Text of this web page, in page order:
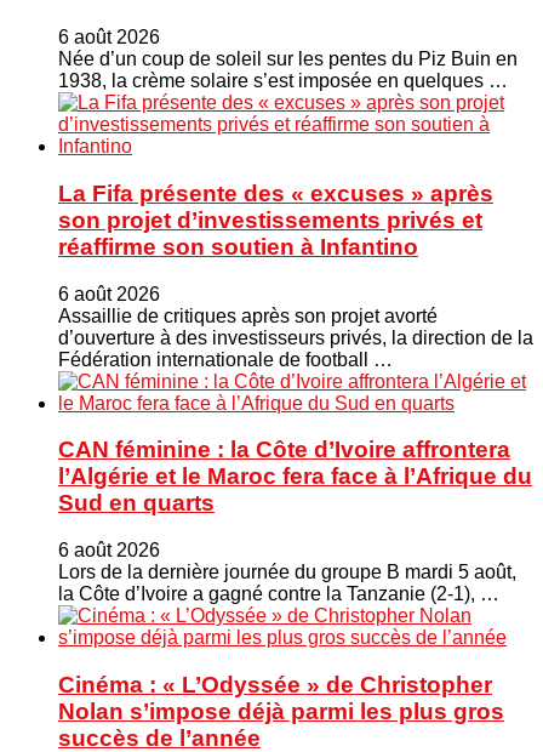
6 août 2026
Née d’un coup de soleil sur les pentes du Piz Buin en
1938, la crème solaire s’est imposée en quelques …
La Fifa présente des « excuses » après
son projet d’investissements privés et
réaffirme son soutien à Infantino
6 août 2026
Assaillie de critiques après son projet avorté
d’ouverture à des investisseurs privés, la direction de la
Fédération internationale de football …
CAN féminine : la Côte d’Ivoire affrontera
l’Algérie et le Maroc fera face à l’Afrique du
Sud en quarts
6 août 2026
Lors de la dernière journée du groupe B mardi 5 août,
la Côte d’Ivoire a gagné contre la Tanzanie (2-1), …
Cinéma : « L’Odyssée » de Christopher
Nolan s’impose déjà parmi les plus gros
succès de l’année